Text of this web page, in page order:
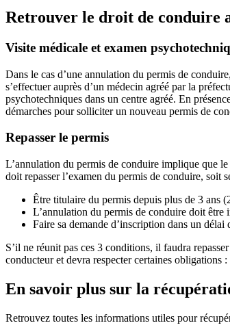
Retrouver le droit de conduire
Visite médicale et examen
Dans le cas d’une annulation du permis de
s’effectuer auprès d’un médecin agréé par la
psychotechniques dans un centre agréé. En
démarches pour solliciter un nouveau permis de
Repasser le permis
L’annulation du permis de conduire implique que
doit repasser l’examen du permis de conduire, soit
Être titulaire du permis depuis plus de 3 ans
L’annulation du permis de conduire doit être
Faire sa demande d’inscription dans un
S’il ne réunit pas ces 3 conditions, il faudra
conducteur et devra respecter certaines obligations
En savoir plus sur la
Retrouvez toutes les informations utiles pour